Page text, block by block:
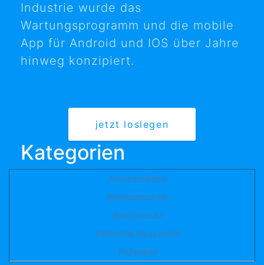
Industrie wurde das
Wartungsprogramm und die mobile
App für Android und IOS über Jahre
hinweg konzipiert.
jetzt loslegen
Kategorien
Arbeitsmedizin
Betriebstechnik
Brandschutz
Prüfmittel Messmittel
Prüfplaner